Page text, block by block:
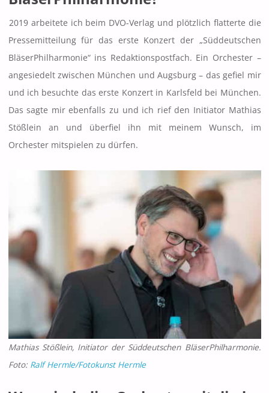
2019 arbeitete ich beim DVO-Verlag und plötzlich flatterte die
Pressemitteilung für das erste Konzert der „Süddeutschen
BläserPhilharmonie“ ins Redaktionspostfach. Ein Orchester –
angesiedelt zwischen München und Augsburg – das gefiel mir
und ich besuchte das erste Konzert in Karlsfeld bei München.
Das sagte mir ebenfalls zu und ich rief den Initiator Mathias
Stößlein an und überfiel ihn mit meinem Wunsch, im
Orchester mitspielen zu dürfen.
Mathias Stößlein, Initiator der Süddeutschen BläserPhilharmonie.
Foto: Ralf Hermle/Fotokunst Hermle